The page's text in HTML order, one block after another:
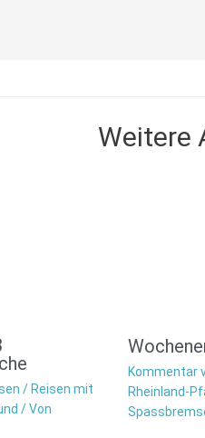
Weitere
/ Reisen mit
/ Von
Kommentar
Rheinland-